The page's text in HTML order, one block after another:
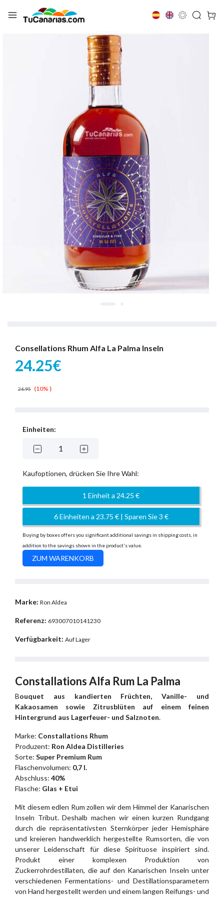
Consellations Rhum Alfa La Palma Inseln
24.25€
26.95 (10% )
Einheiten:
Kaufoptionen, drücken Sie Ihre Wahl:
1 Einheit a 24.25 €
6 Einheiten a 23.75 € | Sparen Sie 3 €
Buying by boxes offers you significant additional savings in shipping costs, in
addition to the savings shown in the product's value.
Marke: Ron Aldea
Referenz: 693007010141230
Verfügbarkeit: Auf Lager
Constallations Alfa Rum La Palma
Bouquet aus kandierten Früchten, Vanille- und
Kakaosamen sowie Zitrusblüten auf einem feinen
Hintergrund aus Lagerfeuer- und Salznoten.
Marke: Constallations Rhum
Produzent: Ron Aldea Distilleries
Sorte: Super Premium Rum
Flaschenvolumen: 0,7 l.
Abschluss: 40%
Flasche: Glas + Etui
Mit diesem edlen Rum zollen wir dem Himmel der Kanarischen
Inseln Tribut. Deshalb machen wir einen kurzen Rundgang
durch die repräsentativsten Sternkörper jeder Hemisphäre
und kreieren handwerklich hergestellte Rumsorten, die von
unserer Leidenschaft für diese Spirituose inspiriert sind.
Produkt einer komplexen Produktion von
Zuckerrohrdestillaten, die auf den Kanarischen Inseln unter
verschiedenen Fermentations- und Destillationsparametern
von Hand hergestellt werden und einem langen Reifungs- und